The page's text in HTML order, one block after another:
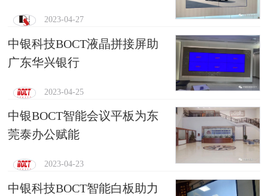
2023-04-27
中银科技BOCT液晶拼接屏助
广东华兴银行
2023-04-25
中银BOCT智能会议平板为东
莞泰办公赋能
2023-04-23
中银科技BOCT智能白板助力